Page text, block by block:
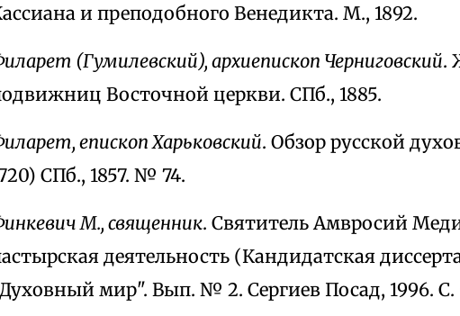
и преподобного Венедикта. М., 1892.
(Гумилевский), архиепископ Черниговский.
Восточной церкви. СПб., 1885.
епископ Харьковский. Обзор русской
СПб., 1857. № 74.
М., священник. Святитель Амвросий
деятельность (Кандидатская
мир". Вып. № 2. Сергиев Посад, 1996. С.